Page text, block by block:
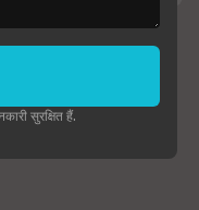
सुरक्षित हैं.